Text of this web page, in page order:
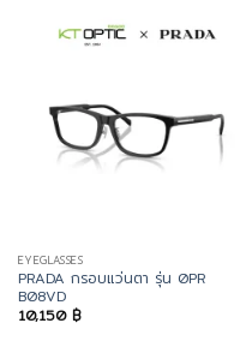
EYEGLASSES
PRADA กรอบแว่นตา รุ่น 0PR
B08VD
10,150 ฿